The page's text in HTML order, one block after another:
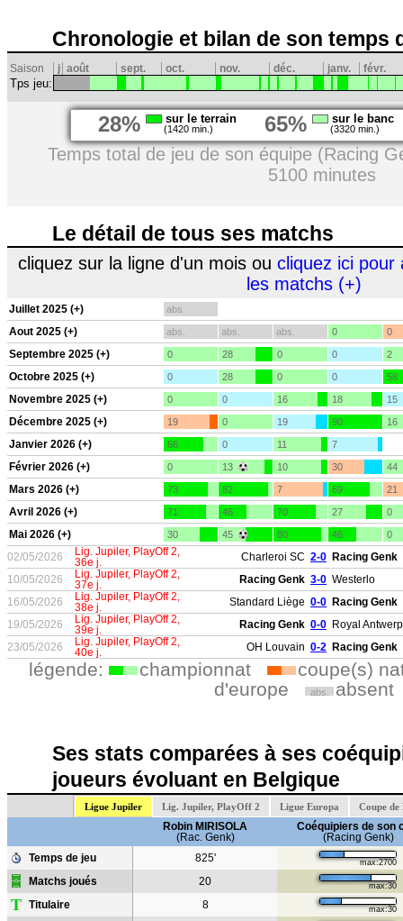
Chronologie et bilan de son temps
Saison j août sept. oct. nov. déc. janv. févr.
Tps jeu:
28% sur le terrain
(1420 min.) 65% sur le banc
(3320 min.)
Temps total de jeu de son équipe (Racing
5100 minutes
Le détail de tous ses matchs
cliquez sur la ligne d'un mois ou cliquez ici pour
les matchs (+)
Juillet 2025 (+) abs.
Aout 2025 (+) abs. abs. abs. 0 0
Septembre 2025 (+) 0 28 0 0 2
Octobre 2025 (+) 0 28 0 0 58
Novembre 2025 (+) 0 0 16 18 15
Décembre 2025 (+) 19 0 19 90 16
Janvier 2026 (+) 66 0 11 7
Février 2026 (+) 0 13 10 30 44
Mars 2026 (+) 73 82 7 69 21
Avril 2026 (+) 71 46 70 27 0
Mai 2026 (+) 30 45 80 46 0
02/05/2026
Lig. Jupiler, PlayOff 2,
36e j.
Charleroi SC 2-0 Racing Genk
10/05/2026
Lig. Jupiler, PlayOff 2,
37e j.
Racing Genk 3-0 Westerlo
16/05/2026
Lig. Jupiler, PlayOff 2,
38e j.
Standard Liège 0-0 Racing Genk
19/05/2026
Lig. Jupiler, PlayOff 2,
39e j.
Racing Genk 0-0 Royal Antwerp
23/05/2026
Lig. Jupiler, PlayOff 2,
40e j.
OH Louvain 0-2 Racing Genk
légende: championnat
coupe(s)
d'europe
abs. absent
Ses stats comparées à ses
joueurs évoluant en Belgique
Ligue Jupiler Lig. Jupiler, PlayOff 2 Ligue Europa Coupe de
Robin MIRISOLA
(Rac. Genk)
Coéquipiers de son
(Racing Genk)
Temps de jeu
825' max:2700
Matchs joués 20 max:30
T Titulaire 8 max:30